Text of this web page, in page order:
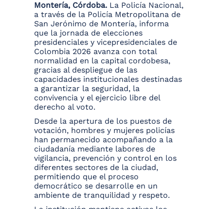
Montería, Córdoba. La Policía Nacional,
a través de la Policía Metropolitana de
San Jerónimo de Montería, informa
que la jornada de elecciones
presidenciales y vicepresidenciales de
Colombia 2026 avanza con total
normalidad en la capital cordobesa,
gracias al despliegue de las
capacidades institucionales destinadas
a garantizar la seguridad, la
convivencia y el ejercicio libre del
derecho al voto.
Desde la apertura de los puestos de
votación, hombres y mujeres policías
han permanecido acompañando a la
ciudadanía mediante labores de
vigilancia, prevención y control en los
diferentes sectores de la ciudad,
permitiendo que el proceso
democrático se desarrolle en un
ambiente de tranquilidad y respeto.